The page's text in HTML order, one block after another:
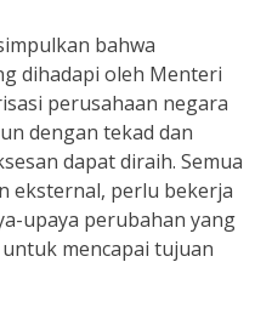
bahwa
dihadapi oleh Menteri
perusahaan negara
dengan tekad dan
dapat diraih. Semua
eksternal, perlu bekerja
upaya perubahan yang
mencapai tujuan